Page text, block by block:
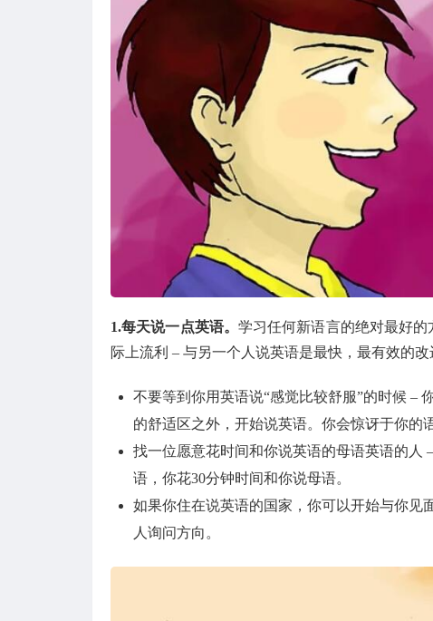
1.每天说一点英语。 学习任何新语言的绝对最好
际上流利 – 与另一个人说英语是最快，最有效的改
不要等到你用英语说“感觉比较舒服”的时候 –
的舒适区之外，开始说英语。你会惊讶于你的
找一位愿意花时间和你说英语的母语英语的人
语，你花30分钟时间和你说母语。
如果你住在说英语的国家，你可以开始与你见
人询问方向。